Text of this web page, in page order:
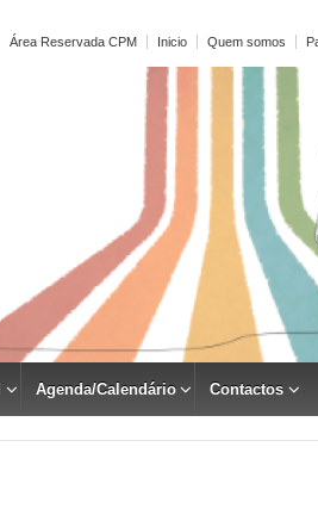
Área Reservada CPM Inicio Quem somos
Agenda/Calendário Contactos